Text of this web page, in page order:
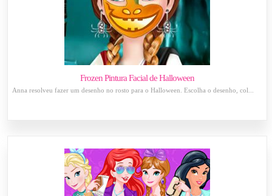
Frozen Pintura Facial de Halloween
Anna resolveu fazer um desenho no rosto para o Halloween. Escolha o desenho, col...